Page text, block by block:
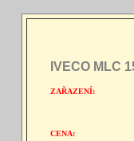
IVECO MLC
ZAŘAZENÍ:
CENA: